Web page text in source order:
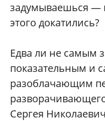
задумываешься —
этого докатились?
Едва ли не самым
показательным и
разоблачающим
Сергея